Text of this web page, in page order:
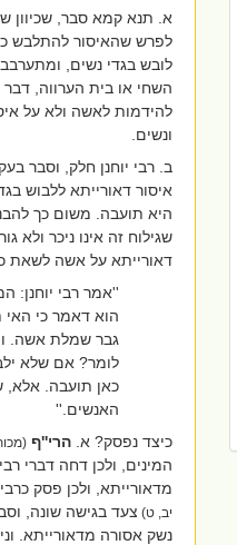
א. תנא קמא סבר, שכיוון
לפרש שהאיסור להתלבש
לובש בגדי נשים,
השחי או בית הערווה,
להידמות לאשה ולא על
ונשים.
ב. רבי יוחנן חלק, וסבר
איסור דאורייתא ללבוש
היא תועבה. משום כך
שגילוח זה אינו ניכר ולא
דאורייתא על אשה לשאת
''אמר רבי יוחנן:
הוא דאמר כי האי
גבר שמלת אשה.
לומר? אם שלא
כאן תועבה. אלא,
האנשים. ''
כיצד נפסק? א. הרי''ף
המינים, ולכן דחה דברי
מדאורייתא, ולכן פסק
יב, ט) צעד בגישה שונה,
נשק אסורה מדאורייתא.